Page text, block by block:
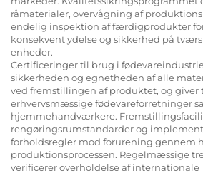
råmaterialer, overvågning af
endelig inspektion af færdigprodukter
konsekvent ydelse og sikkerhed på
enheder.
Certificeringer til brug i
sikkerheden og egnetheden af alle
ved fremstillingen af produktet, og giver
erhvervsmæssige fødevareforretninger
hjemmehandværkere.
rengøringsrumstandarder og
forholdsregler mod forurening gennem
produktionsprocessen. Regelmæssige
verificerer overholdelse af internationale